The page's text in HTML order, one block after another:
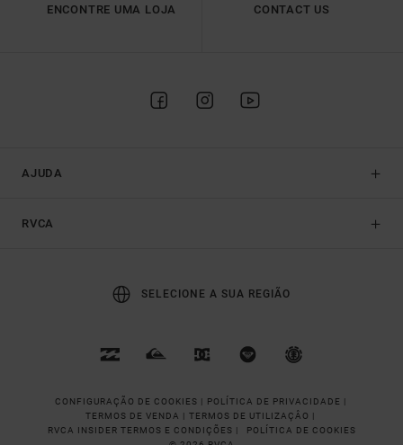
ENCONTRE UMA LOJA CONTACT US
AJUDA
RVCA
SELECIONE A SUA REGIÃO
CONFIGURAÇÃO DE COOKIES | POLÍTICA DE PRIVACIDADE |
TERMOS DE VENDA | TERMOS DE UTILIZAÇÂO |
RVCA INSIDER TERMOS E CONDIÇÕES |
POLÍTICA DE COOKIES